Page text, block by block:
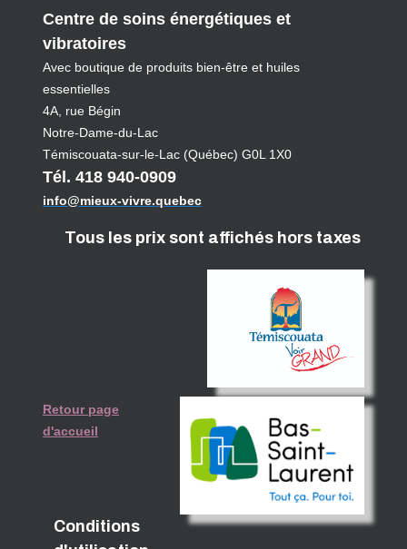
Centre de soins énergétiques et
vibratoires
Avec boutique de produits bien-être et huiles
essentielles
4A, rue Bégin
Notre-Dame-du-Lac
Témiscouata-sur-le-Lac (Québec) G0L 1X0
Tél. 418 940-0909
info@mieux-vivre.quebec
Tous les prix sont affichés hors taxes
Retour page
d'accueil
Conditions